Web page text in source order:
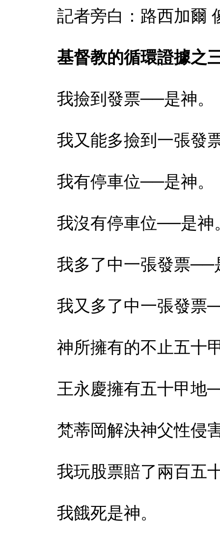
記者旁白：路西加爾
基督教的循環證據之
我撿到發票──是神。
我又能多撿到一張發
我有停車位──是神。
我沒有停車位──是神
我多了中一張發票──
我又多了中一張發票
神所擁有的不止五十
王永慶擁有五十甲地
梵蒂岡解決神父性侵
我玩股票賠了兩百五
我餓死是神。